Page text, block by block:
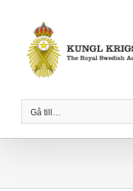
innehållet
Gå till…